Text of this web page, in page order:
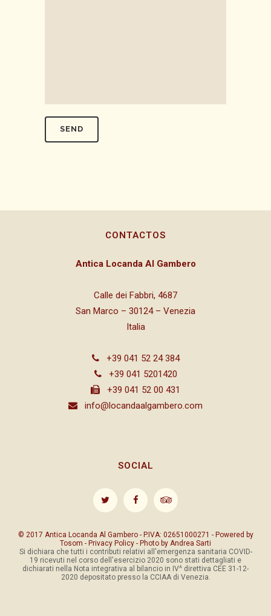
CONTACTOS
Antica Locanda Al Gambero
Calle dei Fabbri, 4687
San Marco – 30124 – Venezia
Italia
+39 041 52 24 384
+39 041 5201420
+39 041 52 00 431
info@locandaalgambero.com
SOCIAL
© 2017 Antica Locanda Al Gambero - P.IVA: 02651000271 - Powered by
Tosom - Privacy Policy - Photo by Andrea Sarti
Si dichiara che tutti i contributi relativi all'emergenza sanitaria COVID-
19 ricevuti nel corso dell'esercizio 2020 sono stati dettagliati e
dichiarati nella Nota integrativa al bilancio in IV^ direttiva CEE 31-12-
2020 depositato presso la CCIAA di Venezia.